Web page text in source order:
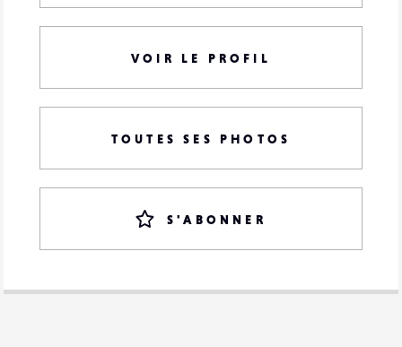
VOIR LE PROFIL
TOUTES SES PHOTOS
S'ABONNER